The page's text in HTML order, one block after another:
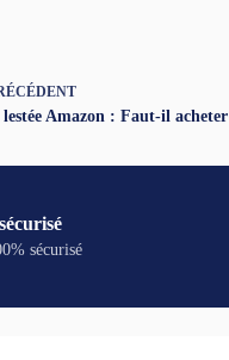
Amazon : Faut-il acheter
sécurisé